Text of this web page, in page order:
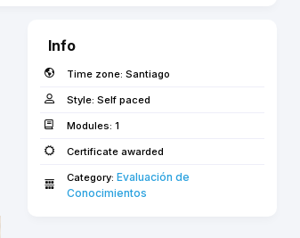
Info
Time zone: Santiago
Style: Self paced
Modules: 1
Certificate awarded
Category: Evaluación de
Conocimientos­